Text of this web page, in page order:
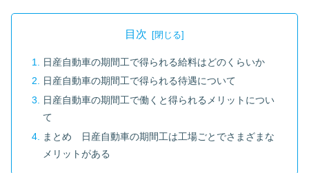
目次
日産自動車の期間工で得られる給料はどのくらいか
日産自動車の期間工で得られる待遇について
日産自動車の期間工で働くと得られるメリットについ
て
まとめ 日産自動車の期間工は工場ごとでさまざまな
メリットがある